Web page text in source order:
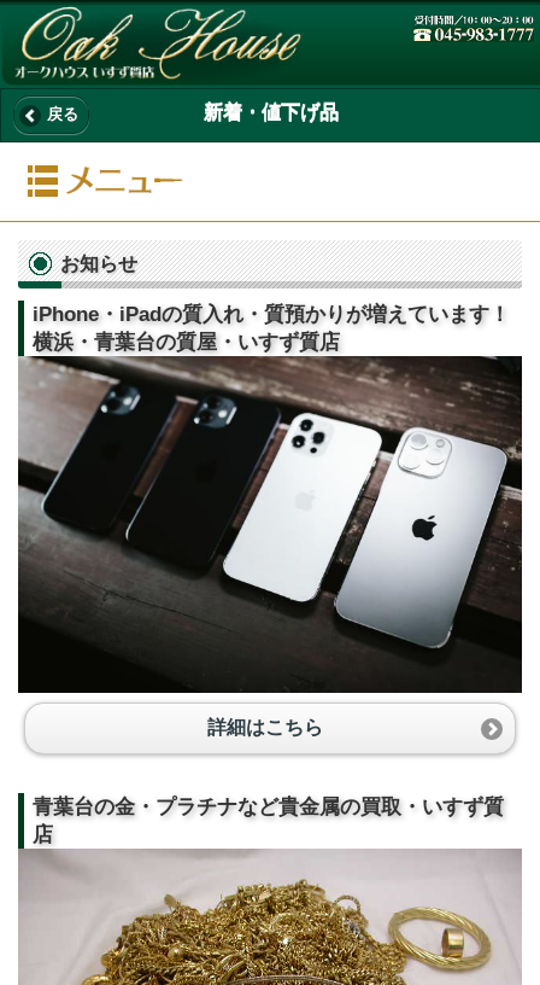
新着・値下げ品
戻る
お知らせ
iPhone・iPadの質入れ・質預かりが増えています！
横浜・青葉台の質屋・いすず質店
詳細はこちら
青葉台の金・プラチナなど貴金属の買取・いすず質
店